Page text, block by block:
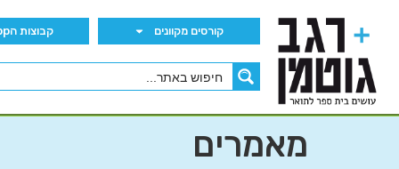
קורסים מקוונים קבוצות הWhatsApp
מאמרים